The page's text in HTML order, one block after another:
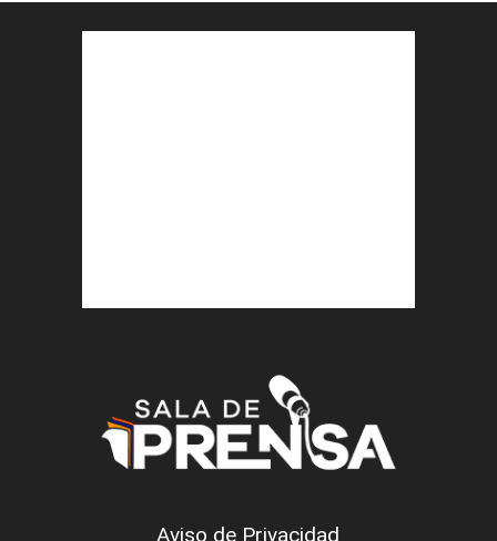
Aviso de Privacidad